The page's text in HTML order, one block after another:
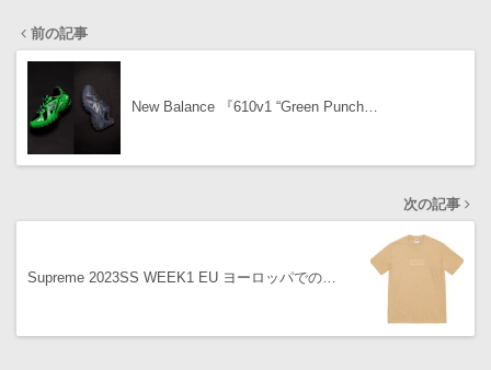
前の記事
New Balance 『610v1 “Green Punch…
次の記事
Supreme 2023SS WEEK1 EU ヨーロッパでの…